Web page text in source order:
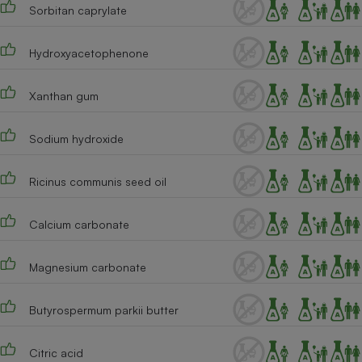
Sorbitan caprylate
Hydroxyacetophenone
Xanthan gum
Sodium hydroxide
Ricinus communis seed oil
Calcium carbonate
Magnesium carbonate
Butyrospermum parkii butter
Citric acid